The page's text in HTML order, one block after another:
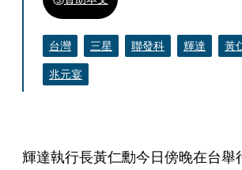
台灣 三星 聯發科 輝達 黃
兆元宴
輝達執行長黃仁勳今日傍晚在台舉